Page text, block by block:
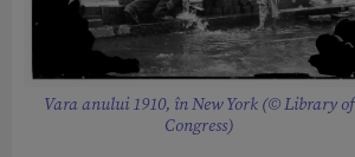
Vara anului 1910, în New York (© Library of
Congress)